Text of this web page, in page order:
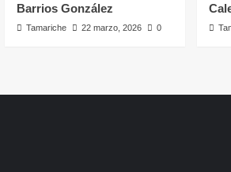
Barrios González
Tamariche 22 marzo, 2026 0